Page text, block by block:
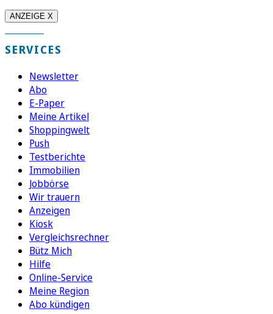
ANZEIGE X
SERVICES
Newsletter
Abo
E-Paper
Meine Artikel
Shoppingwelt
Push
Testberichte
Immobilien
Jobbörse
Wir trauern
Anzeigen
Kiosk
Vergleichsrechner
Bütz Mich
Hilfe
Online-Service
Meine Region
Abo kündigen